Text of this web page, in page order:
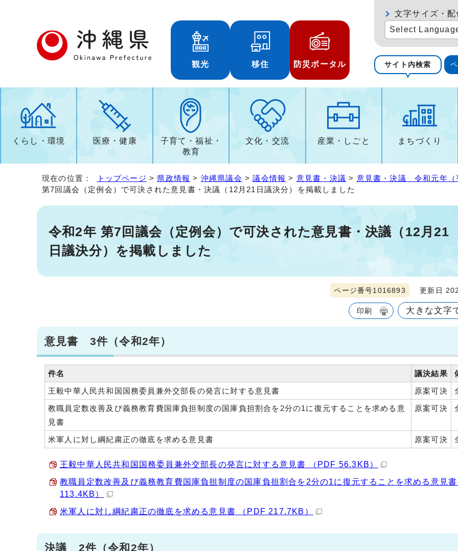
観光 移住 防災ポータル
文字サイズ・
Select
サイト内検索
くらし・環境 医療・健康
子育て・福祉・
教育
文化・交流 産業・しごと まちづくり
現在の位置： トップページ > 県政情報 > 沖縄県議会 >議会情報 > 意見書・決議 > 意見書・決議 令和元年（
第7回議会（定例会）で可決された意見書・決議（12月21日議決分）を掲載しました
令和2年 第7回議会（定例会）で可決された意見書・決議（12月21
日議決分）を掲載しました
ページ番号1016893 更新日
印刷 大きな文字
意見書 3件（令和2年）
件名 議決結果
王毅中華人民共和国国務委員兼外交部長の発言に対する意見書
原案可決
教職員定数改善及び義務教育費国庫負担制度の国庫負担割合を2分の1に復元することを求める意
見書
原案可決
米軍人に対し綱紀粛正の徹底を求める意見書 原案可決
王毅中華人民共和国国務委員兼外交部長の発言に対する意見書 （PDF 56.3KB）
教職員定数改善及び義務教育費国庫負担制度の国庫負担割合を2分の1に復元することを求める意見
113.4KB）
米軍人に対し綱紀粛正の徹底を求める意見書 （PDF 217.7KB）
決議 2件（令和2年）